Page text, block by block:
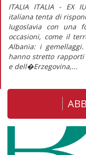
ITALIA ITALIA - EX
italiana tenta di
Iugoslavia con una
occasioni, come il
Albania: i
hanno stretto
e dell�Erzegovina,...